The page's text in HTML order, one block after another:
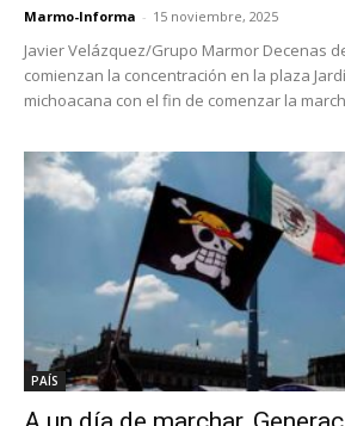
Marmo-Informa - 15 noviembre, 2025
Javier Velázquez/Grupo Marmor Decenas
comienzan la concentración en la plaza
michoacana con el fin de comenzar la
PAÍS